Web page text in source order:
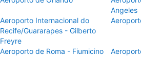
Angeles
Aeroporto Internacional do
Recife/Guararapes - Gilberto
Freyre
Aeroporto de Roma - Fiumicino